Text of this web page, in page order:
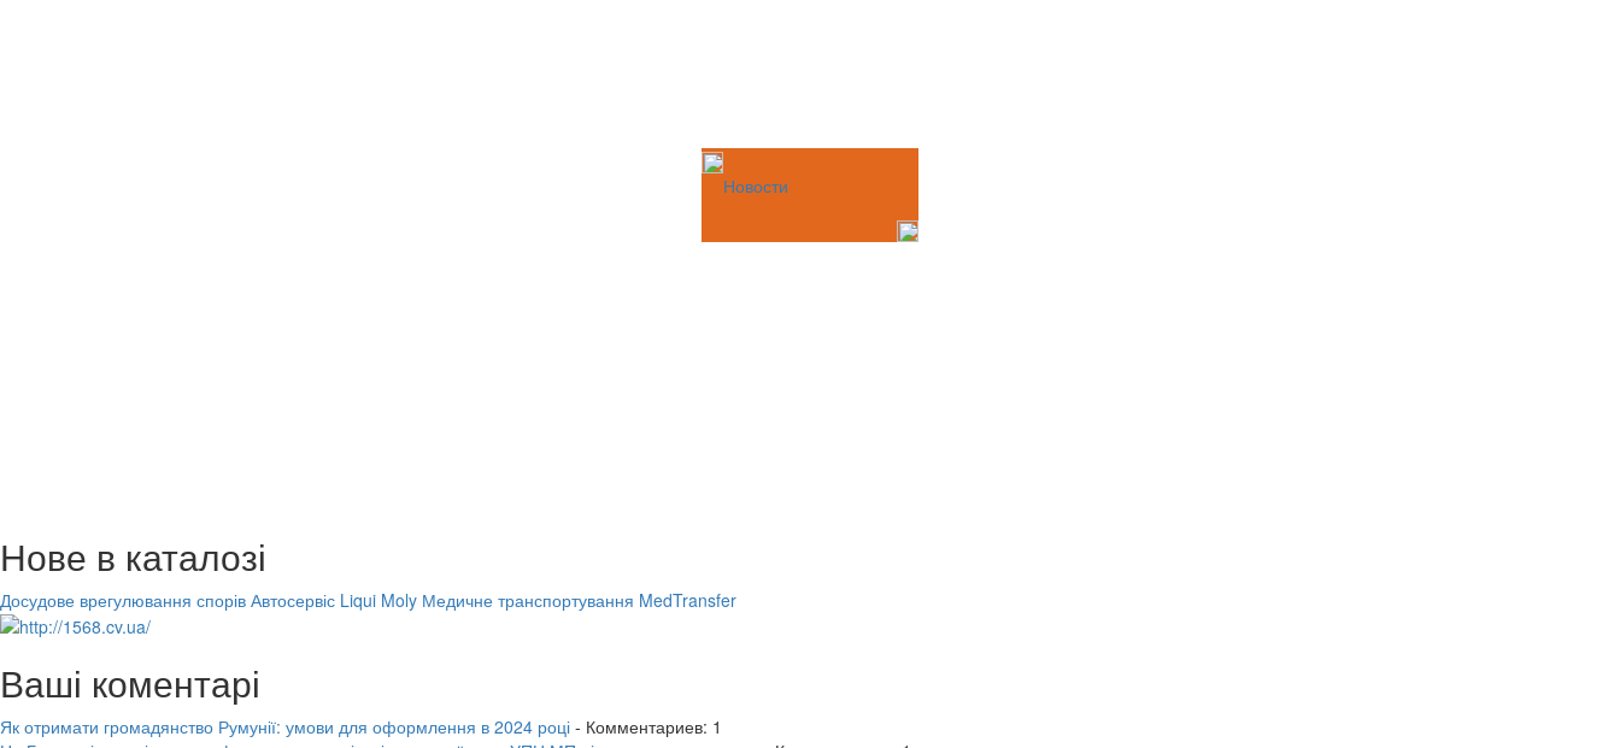
Новости
Нове в каталозі
Досудове врегулювання спорів Автосервіс Liqui Moly Медичне транспортування MedTransfer
Ваші коментарі
Як отримати громадянство Румунії: умови для оформлення в 2024 році - Комментариев: 1